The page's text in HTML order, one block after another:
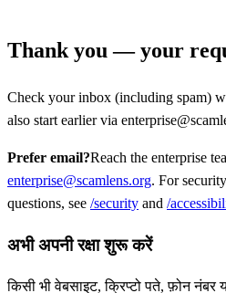
Thank you — your
Check your inbox (including spam)
also start earlier via
Prefer email?Reach the enterprise
enterprise@scamlens.org. For
questions, see /security and /
अभी अपनी रक्षा शुरू करें
किसी भी वेबसाइट, क्रिप्टो पते, फ़ोन नंबर